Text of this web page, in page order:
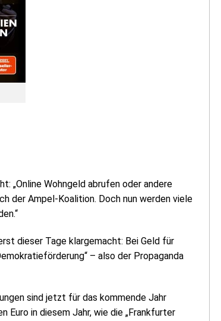
„Online Wohngeld abrufen oder andere
der Ampel-Koalition. Doch nun werden viele
dieser Tage klargemacht: Bei Geld für
– also der Propaganda
sind jetzt für das kommende Jahr
Euro in diesem Jahr, wie die „Frankfurter